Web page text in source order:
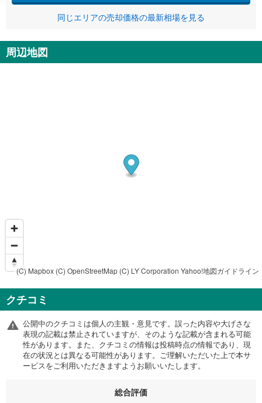
同じエリアの売却価格の最新相場を見る
周辺地図
(C) Mapbox (C) OpenStreetMap (C) LY Corporation Yahoo!地図ガイドライン
クチコミ
公開中のクチコミは個人の主観・意見です。誤った内容や大げさな
表現の記載は禁止されていますが、そのような記載が含まれる可能
性があります。また、クチコミの情報は投稿時点の情報であり、現
在の状況とは異なる可能性があります。ご理解いただいた上で本サ
ービスをご利用いただきますようお願いいたします。
総合評価